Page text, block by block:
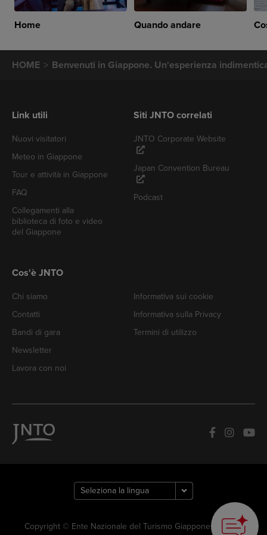
Home Quando andare
HOME Benvenuti in Giappone. Un'esperienza
Link utili
Nuovi visitatori
Meteo in Giappone
Tour e attività in Giappone
FAQ
Collegamenti alla
biblioteca di foto e video
del Giappone
Siti JNTO correlati
JNTO Corporate Website
Japan Convention Bureau
Podcast
Cos'è JNTO
Chi siamo
Contatti
Bandi di gara
Newsletter
Lavora con noi
Informativa sui cookie
Informativa sulla Privacy
Termini di utilizzo
Copyright © Ente Nazionale del Turismo Giapponese. Tutti i